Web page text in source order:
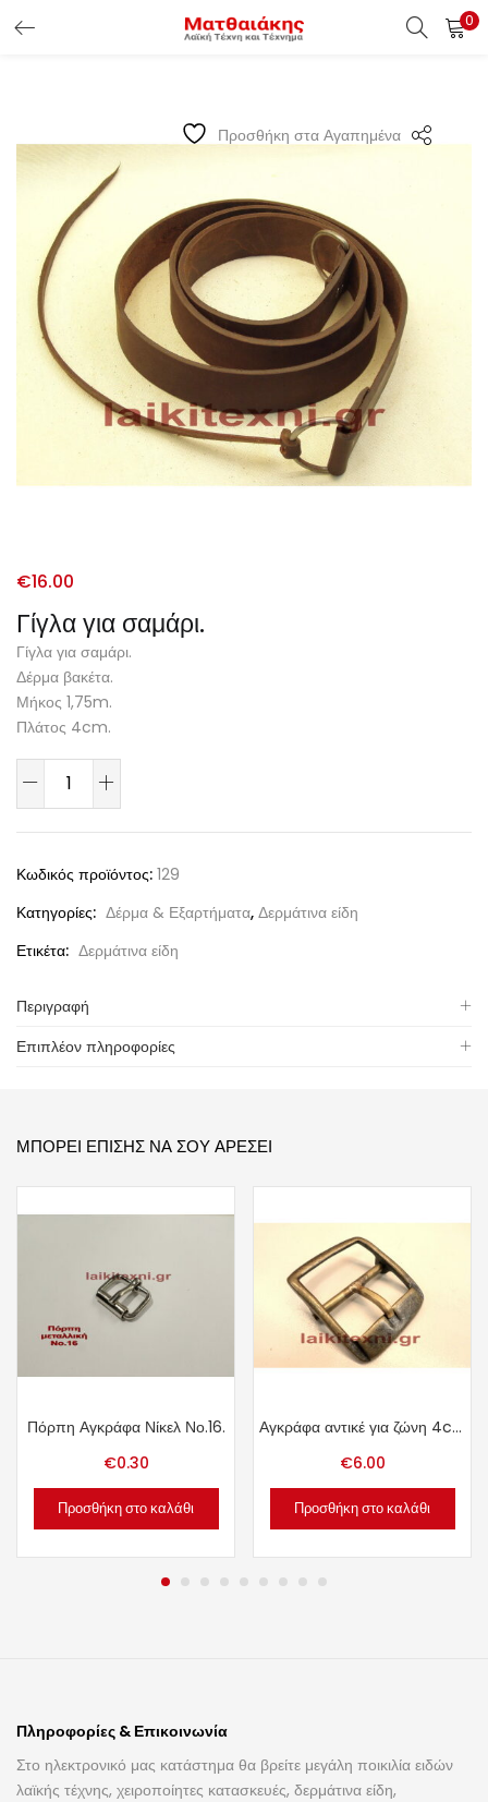
0
Προσθήκη στα Αγαπημένα
Γίγλα για σαμάρι.
€16.00
Γίγλα για σαμάρι.
Δέρμα βακέτα.
Μήκος 1,75m.
Πλάτος 4cm.
Κωδικός προϊόντος: 129
Κατηγορίες: Δέρμα & Εξαρτήματα, Δερμάτινα είδη
Ετικέτα: Δερμάτινα είδη
Περιγραφή
Επιπλέον πληροφορίες
ΜΠΟΡΕΊ ΕΠΊΣΗΣ ΝΑ ΣΟΥ ΑΡΈΣΕΙ
Πόρπη Αγκράφα Νίκελ Νο.16.
€0.30
Προσθήκη στο καλάθι
Αγκράφα αντικέ για ζώνη 4cm.
€6.00
Προσθήκη στο καλάθι
Πληροφορίες & Επικοινωνία
Στο ηλεκτρονικό μας κατάστημα θα βρείτε μεγάλη ποικιλία ειδών
λαϊκής τέχνης, χειροποίητες κατασκευές, δερμάτινα είδη,
ΕΊΣΟΔΟΣ ΠΕΛΑΤΏΝ
Υπενθύμιση κωδικού
Είσοδος Πελατών
Χάσατε τον κωδικό σας ?